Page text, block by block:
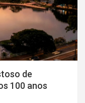
de
100 anos